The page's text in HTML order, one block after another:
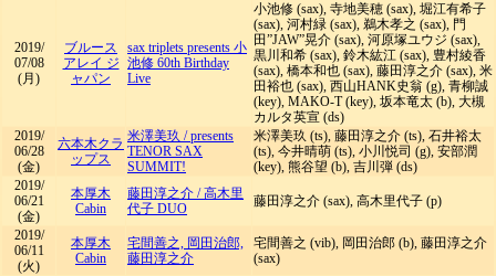
2019/
07/08
(月)
ブルース
アレイ ジ
ャパン
sax triplets presents 小
池修 60th Birthday
Live
小池修 (sax), 寺地美穂 (sax), 堀江有希子
(sax), 河村緑 (sax), 鵜木孝之 (sax), 門
田”JAW”晃介 (sax), 河原塚ユウジ (sax),
黒川和希 (sax), 鈴木紘江 (sax), 豊村綾香
(sax), 橋本和也 (sax), 藤田淳之介 (sax), 米
田裕也 (sax), 西山HANK史翁 (g), 青柳誠
(key), MAKO-T (key), 坂本竜太 (b), 大槻
カルタ英宣 (ds)
2019/
06/28
(金)
六本木クラ
ップス
米澤美玖 /presents
TENOR SAX
SUMMIT!
米澤美玖 (ts), 藤田淳之介 (ts), 石井裕太
(ts), 今井晴萌 (ts), 小川悦司 (g), 安部潤
(key), 熊谷望 (b), 吉川弾 (ds)
2019/
06/21
(金)
本厚木
Cabin
藤田淳之介 / 高木里
代子 DUO
藤田淳之介 (sax), 高木里代子 (p)
2019/
06/11
(火)
本厚木
Cabin
宅間善之, 岡田治郎,
藤田淳之介
宅間善之 (vib), 岡田治郎 (b), 藤田淳之介
(sax)